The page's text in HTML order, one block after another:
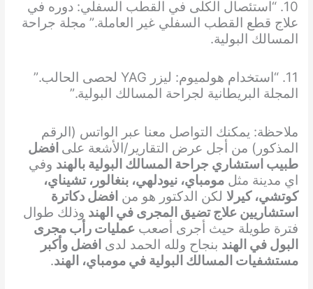
10. “استئصال الكلى في القطب السفلي: دوره في
علاج قطع القطب السفلي غير العاملة.” مجلة جراحة
المسالك البولية.
11. “استخدام هولميوم: ليزر YAG لحصى الحالب.”
المجلة البريطانية لجراحة المسالك البولية.”
ملاحظة: يمكنك التواصل معنا عبر الواتس (الرقم
المذكور) من أجل عرض التقارير/الأشعة على افضل
طبيب استشاري جراحة المسالك البولية بالهند وفي
اي مدينة مثلمومباي، نيودلهي، بنغالور، تشيناي،
كوتشي، كيرلا لكن الدكتور هو من افضل دكاترة
استشاريين علاج تضيق المجرى في الهند وذلك طوال
فترة طويلة حيث أجرى أصعب عمليات رأب مجرى
البول في الهند بنجاح ولله الحمد لدى افضل وأكبر
مستشفيات المسالك البولية في مومباي، الهند.